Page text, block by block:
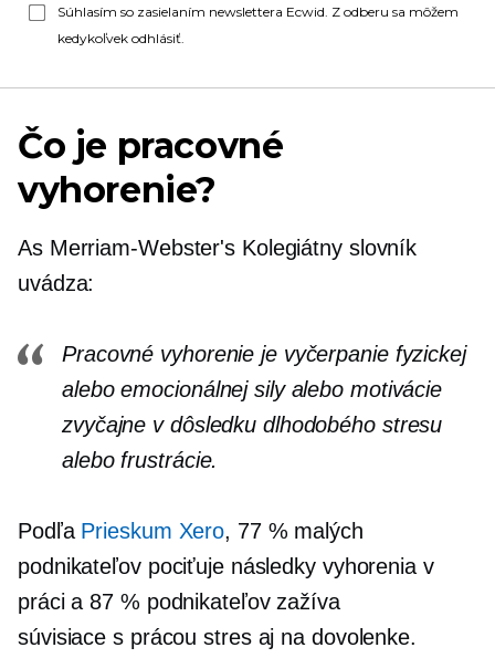
Súhlasím so zasielaním newslettera Ecwid. Z odberu sa môžem
kedykoľvek odhlásiť.
Čo je pracovné
vyhorenie?
As Merriam-Webster's Kolegiátny slovník
uvádza:
Pracovné vyhorenie je vyčerpanie fyzickej
alebo emocionálnej sily alebo motivácie
zvyčajne v dôsledku dlhodobého stresu
alebo frustrácie.
Podľa Prieskum Xero, 77 % malých
podnikateľov pociťuje následky vyhorenia v
práci a 87 % podnikateľov zažíva
súvisiace s prácou stres aj na dovolenke.